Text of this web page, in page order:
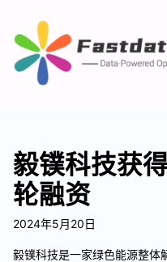
毅镤科技获
轮融资
2024年5月20日
毅镤科技是一家绿色能源整体